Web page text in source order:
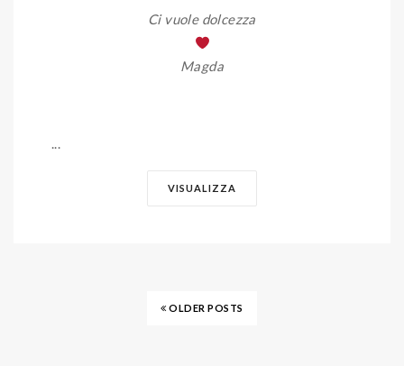
Ci vuole dolcezza
Magda
...
VISUALIZZA
OLDER POSTS